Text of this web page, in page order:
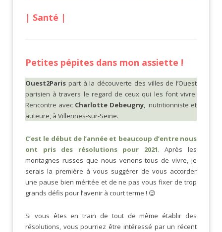
| Santé |
Petites pépites dans mon assiette !
Ouest2Paris part à la découverte des villes de l’Ouest
parisien à travers le regard de ceux qui les font vivre.
Rencontre avec Charlotte Debeugny, nutritionniste et
auteure, à Villennes-sur-Seine.
C’est le début de l’année et beaucoup d’entre nous
ont pris des résolutions pour 2021. Après les
montagnes russes que nous venons tous de vivre, je
serais la première à vous suggérer de vous accorder
une pause bien méritée et de ne pas vous fixer de trop
grands défis pour l’avenir à court terme ! 😉
Si vous êtes en train de tout de même établir des
résolutions, vous pourriez être intéressé par un récent